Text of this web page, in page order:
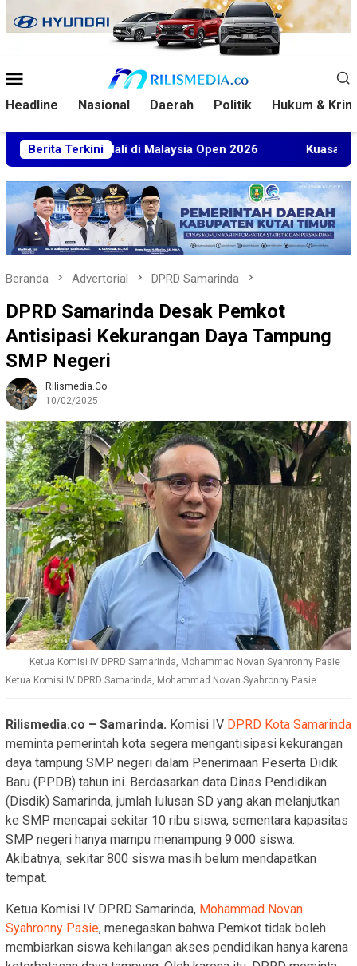
ke
Mobile
Headline Nasional Daerah Politik Hukum &
Berita Terkini
Medali di Malaysia Open 2026 Kuasa Hukum BT
Beranda Advertorial DPRD Samarinda
DPRD Samarinda Desak Pemkot
Antisipasi Kekurangan Daya Tampung
SMP Negeri
Rilismedia.co
10/02/2025
Ketua Komisi IV DPRD Samarinda, Mohammad Novan Syahronny Pasie
Ketua Komisi IV DPRD Samarinda, Mohammad Novan Syahronny Pasie
Rilismedia.co – Samarinda. Komisi IV DPRD Kota Samarinda
meminta pemerintah kota segera mengantisipasi kekurangan
daya tampung SMP negeri dalam Penerimaan Peserta Didik
Baru (PPDB) tahun ini. Berdasarkan data Dinas Pendidikan
(Disdik) Samarinda, jumlah lulusan SD yang akan melanjutkan
ke SMP mencapai sekitar 10 ribu siswa, sementara kapasitas
SMP negeri hanya mampu menampung 9.000 siswa.
Akibatnya, sekitar 800 siswa masih belum mendapatkan
tempat.
Ketua Komisi IV DPRD Samarinda, Mohammad Novan
Syahronny Pasie, menegaskan bahwa Pemkot tidak boleh
membiarkan siswa kehilangan akses pendidikan hanya karena